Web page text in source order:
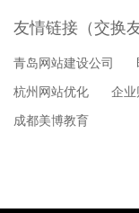
友情链接（交换
青岛网站建设公司
杭州网站优化
企业
成都美博教育